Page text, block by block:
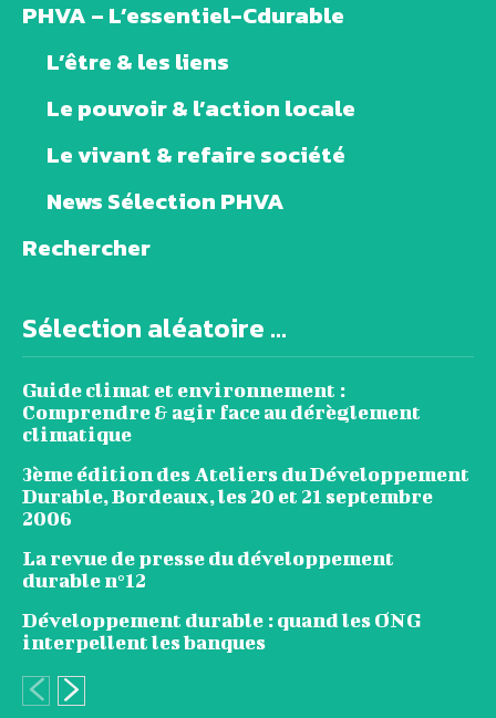
PHVA – L’essentiel-Cdurable
L’être & les liens
Le pouvoir & l’action locale
Le vivant & refaire société
News Sélection PHVA
Rechercher
Sélection aléatoire ...
Guide climat et environnement :
Comprendre & agir face au dérèglement
climatique
3ème édition des Ateliers du Développement
Durable, Bordeaux, les 20 et 21 septembre
2006
La revue de presse du développement
durable n°12
Développement durable : quand les ONG
interpellent les banques